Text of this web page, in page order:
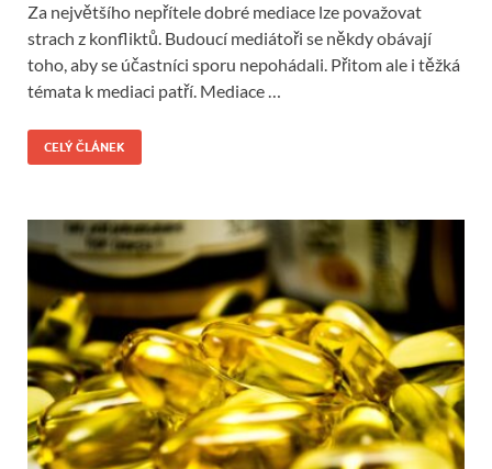
Za největšího nepřítele dobré mediace lze považovat
strach z konfliktů. Budoucí mediátoři se někdy obávají
toho, aby se účastníci sporu nepohádali. Přitom ale i těžká
témata k mediaci patří. Mediace …
CELÝ ČLÁNEK